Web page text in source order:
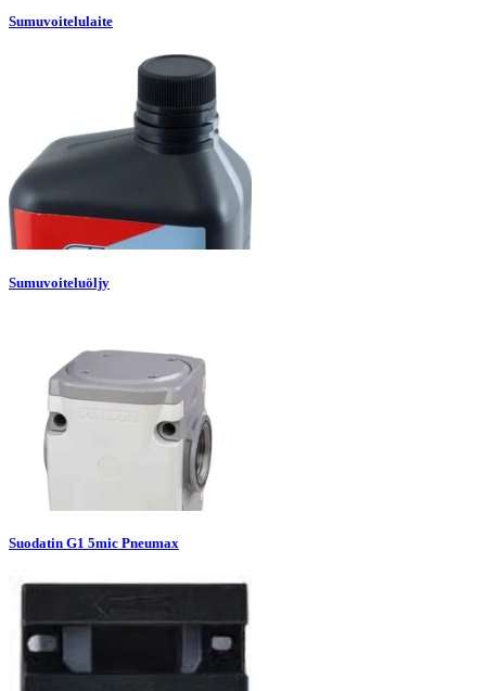
Sumuvoitelulaite
Sumuvoiteluöljy
Suodatin G1 5mic Pneumax